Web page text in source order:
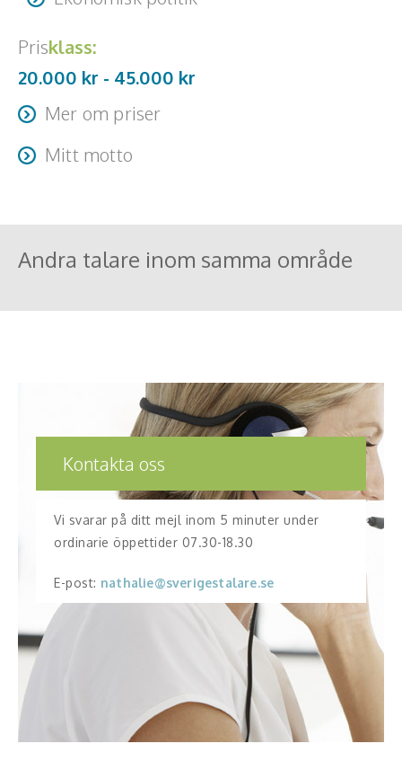
Prisklass:
20.000 kr - 45.000 kr
Mer om priser
Man kan alltid förhandla.
Mitt motto
Andra talare inom samma område
Kontakta oss
Vi svarar på ditt mejl inom 5 minuter under
ordinarie öppettider 07.30-18.30
E-post: nathalie@sverigestalare.se